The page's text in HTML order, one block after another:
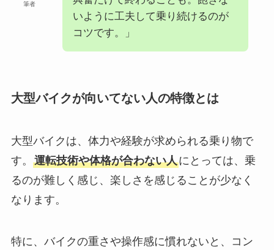
筆者
いように工夫して乗り続けるのが
コツです。」
大型バイクが向いてない人の特徴とは
大型バイクは、体力や経験が求められる乗り物で
す。 運転技術や体格が合わない人にとっては、乗
るのが難しく感じ、楽しさを感じることが少なく
なります。
特に、バイクの重さや操作感に慣れないと、コン